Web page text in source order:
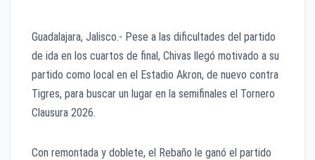
Guadalajara, Jalisco.- Pese a las dificultades del partido
de ida en los cuartos de final, Chivas llegó motivado a su
partido como local en el Estadio Akron, de nuevo contra
Tigres, para buscar un lugar en la semifinales el Tornero
Clausura 2026.
Con remontada y doblete, el Rebaño le ganó el partido